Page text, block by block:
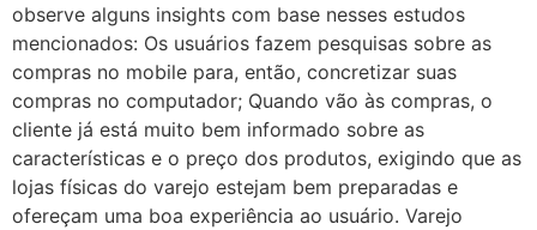
observe alguns insights com base nesses estudos
mencionados: Os usuários fazem pesquisas sobre as
compras no mobile para, então, concretizar suas
compras no computador; Quando vão às compras, o
cliente já está muito bem informado sobre as
características e o preço dos produtos, exigindo que as
lojas físicas do varejo estejam bem preparadas e
ofereçam uma boa experiência ao usuário. Varejo